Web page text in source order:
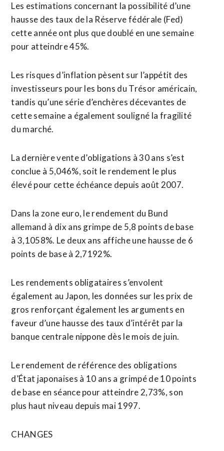
Les ​estimations concernant la possibilité d’une
hausse des taux de la Réserve fédérale (Fed)
cette année ont plus que doublé en une semaine
pour atteindre 45%.
Les risques d’inflation pèsent sur l’appétit des
investisseurs pour les bons du Trésor américain,
tandis qu’une série d’enchères décevantes de
cette semaine a également souligné la fragilité
du marché.
La dernière vente d’obligations à 30 ans s’est
conclue à 5,046%, soit le rendement le plus
élevé pour cette échéance depuis août 2007.
Dans la zone euro, le rendement du Bund
allemand à dix ans grimpe de 5,8 points de base
à 3,1058%. Le deux ans affiche une hausse de 6
points de base à 2,7192%.
Les rendements obligataires s’envolent
également au Japon, les données sur les prix de
gros renforçant également les arguments en
faveur d’une hausse des taux d’intérêt par la
banque centrale nippone dès le mois de juin.
Le rendement de référence des obligations
d’État japonaises ⁠à 10 ans a grimpé de 10 points
de base en séance pour atteindre 2,73%, son
plus haut niveau depuis mai 1997.
CHANGES